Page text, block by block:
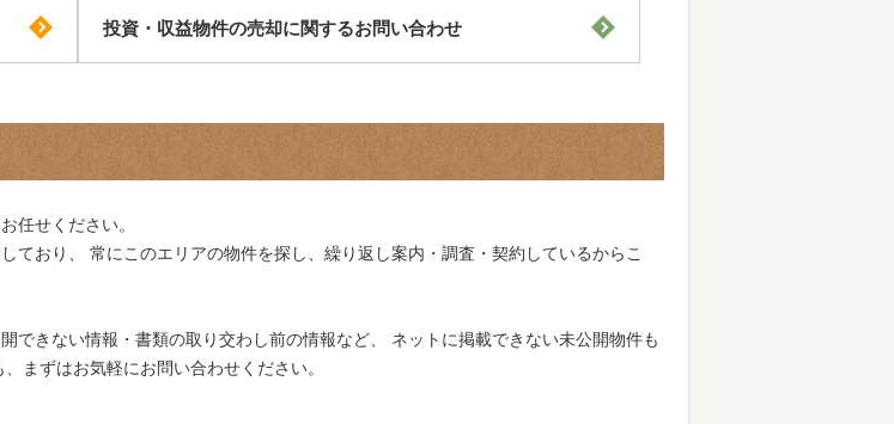
投資・収益物件の売却に関するお問い合わせ
任せください。
ており、 常にこのエリアの物件を探し、繰り返し案内・調査・契約しているからこ
できない情報・書類の取り交わし前の情報など、 ネットに掲載できない未公開物件も
まずはお気軽にお問い合わせください。